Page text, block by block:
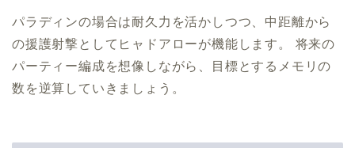
パラディンの場合は耐久力を活かしつつ、中距離から
の援護射撃としてヒャドアローが機能します。 将来の
パーティー編成を想像しながら、目標とするメモリの
数を逆算していきましょう。